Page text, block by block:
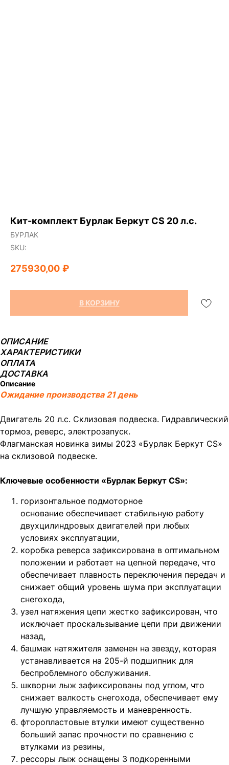
Кит-комплект Бурлак Беркут CS 20 л.с.
БУРЛАК
SKU:
275930,00 ₽
В КОРЗИНУ
ОПИСАНИЕ
ХАРАКТЕРИСТИКИ
ОПЛАТА
ДОСТАВКА
Описание
Ожидание производства 21 день
Двигатель 20 л.с. Склизовая подвеска. Гидравлический
тормоз, реверс, электрозапуск.
Флагманская новинка зимы 2023 «Бурлак Беркут CS»
на склизовой подвеске.
Ключевые особенности «Бурлак Беркут CS»:
горизонтальное подмоторное
основание обеспечивает стабильную работу
двухцилиндровых двигателей при любых
условиях эксплуатации,
коробка реверса зафиксирована в оптимальном
положении и работает на цепной передаче, что
обеспечивает плавность переключения передач и
снижает общий уровень шума при эксплуатации
снегохода,
узел натяжения цепи жестко зафиксирован, что
исключает проскальзывание цепи при движении
назад,
башмак натяжителя заменен на звезду, которая
устанавливается на 205-й подшипник для
беспроблемного обслуживания.
шкворни лыж зафиксированы под углом, что
снижает валкость снегохода, обеспечивает ему
лучшую управляемость и маневренность.
фторопластовые втулки имеют существенно
больший запас прочности по сравнению с
втулками из резины,
рессоры лыж оснащены 3 подкоренными